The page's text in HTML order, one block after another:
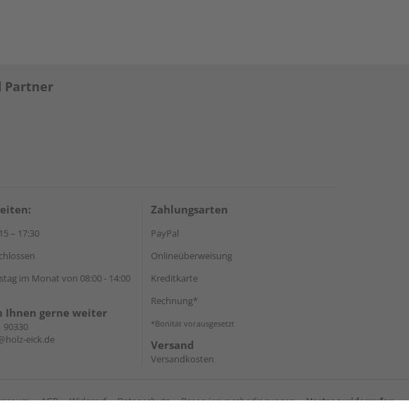
Partner
– 17:30
im Monat von 08:00 - 14:00
Ihnen gerne weiter
90330
eick.de
Zahlungsarten
PayPal
Onlineüberweisung
Kreditkarte
Rechnung*
*Bonität vorausgesetzt
Versand
Versandkosten